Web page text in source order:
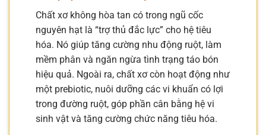
Chất xơ không hòa tan có trong ngũ cốc
nguyên hạt là “trợ thủ đắc lực” cho hệ tiêu
hóa. Nó giúp tăng cường nhu động ruột, làm
mềm phân và ngăn ngừa tình trạng táo bón
hiệu quả. Ngoài ra, chất xơ còn hoạt động như
một prebiotic, nuôi dưỡng các vi khuẩn có lợi
trong đường ruột, góp phần cân bằng hệ vi
sinh vật và tăng cường chức năng tiêu hóa.